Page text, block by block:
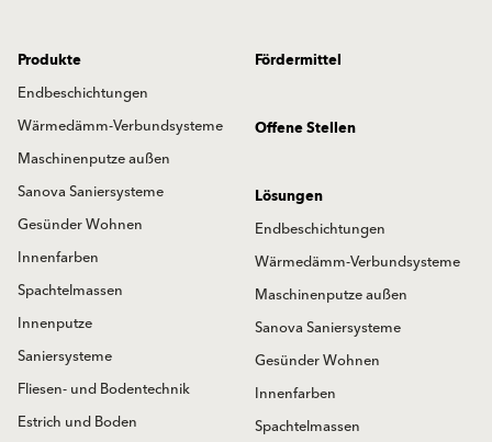
Produkte
Endbeschichtungen
Wärmedämm-Verbundsysteme
Maschinenputze außen
Sanova Saniersysteme
Gesünder Wohnen
Innenfarben
Spachtelmassen
Innenputze
Saniersysteme
Fliesen- und Bodentechnik
Estrich und Boden
Fördermittel
Offene Stellen
Lösungen
Endbeschichtungen
Wärmedämm-Verbundsysteme
Maschinenputze außen
Sanova Saniersysteme
Gesünder Wohnen
Innenfarben
Spachtelmassen